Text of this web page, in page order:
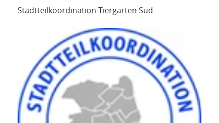
Stadtteilkoordination Tiergarten Süd